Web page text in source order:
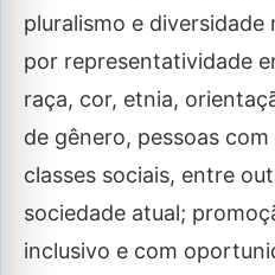
pluralismo e diversidade
por representatividade
raça, cor, etnia,
de gênero, pessoas
classes sociais, entre
sociedade atual;
inclusivo e com